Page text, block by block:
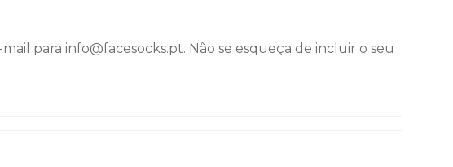
para info@facesocks.pt. Não se esqueça de incluir o seu